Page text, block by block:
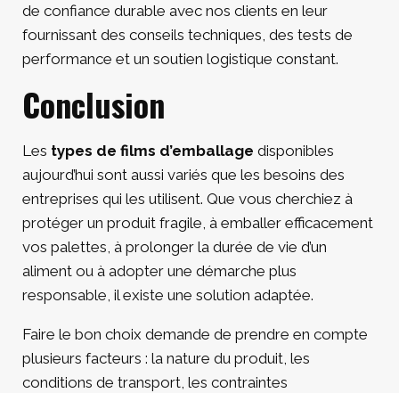
de confiance durable avec nos clients en leur
fournissant des conseils techniques, des tests de
performance et un soutien logistique constant.
Conclusion
Les types de films d’emballage disponibles
aujourd’hui sont aussi variés que les besoins des
entreprises qui les utilisent. Que vous cherchiez à
protéger un produit fragile, à emballer efficacement
vos palettes, à prolonger la durée de vie d’un
aliment ou à adopter une démarche plus
responsable, il existe une solution adaptée.
Faire le bon choix demande de prendre en compte
plusieurs facteurs : la nature du produit, les
conditions de transport, les contraintes